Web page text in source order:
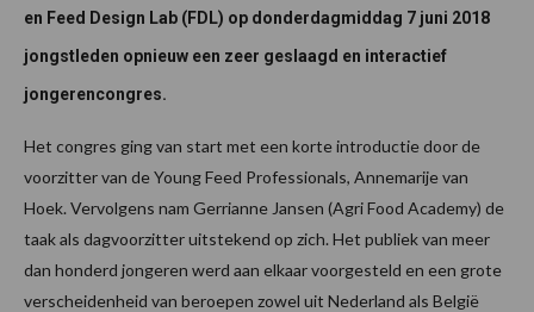
en Feed Design Lab (FDL) op donderdagmiddag 7 juni 2018
jongstleden opnieuw een zeer geslaagd en interactief
jongerencongres.
Het congres ging van start met een korte introductie door de
voorzitter van de Young Feed Professionals, Annemarije van
Hoek. Vervolgens nam Gerrianne Jansen (Agri Food Academy) de
taak als dagvoorzitter uitstekend op zich. Het publiek van meer
dan honderd jongeren werd aan elkaar voorgesteld en een grote
verscheidenheid van beroepen zowel uit Nederland als België